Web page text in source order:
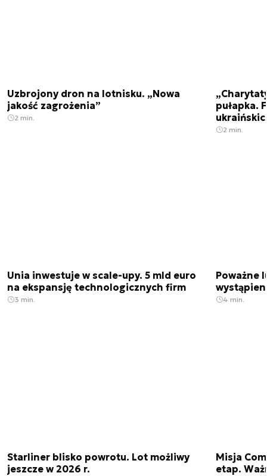
Uzbrojony dron na lotnisku. „Nowa
jakość zagrożenia”
2 min.
pułapka.
2 min.
Unia inwestuje w scale-upy. 5 mld euro
na ekspansję technologicznych firm
3 min.
Poważne
4 min.
Starliner blisko powrotu. Lot możliwy
jeszcze w 2026 r.
Misja
etap.